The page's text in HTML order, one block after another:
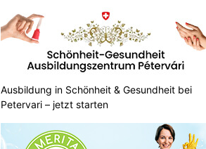
Ausbildung in Schönheit & Gesundheit bei
Petervari – jetzt starten